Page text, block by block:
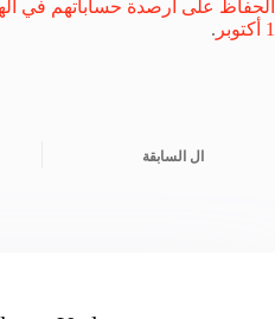
الحفاظ على أرصدة حساباتهم في
1 أكتوبر
.
ال السابقة